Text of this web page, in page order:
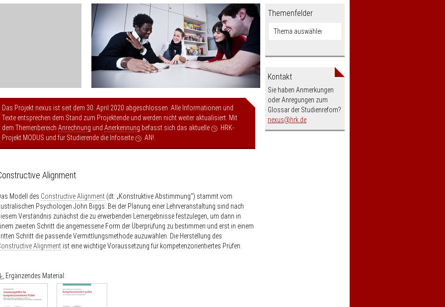
Praxisbezüge
wissenschaften
Das Projekt nexus ist seit dem 30. April 2020 abgeschlossen. Alle Informationen und
Texte entsprechen dem Stand zum Projektende und werden nicht weiter aktualisiert. Mit
dem Themenbereich Anrechnung und Anerkennung befasst sich das aktuelle
HRK-
Projekt MODUS und für Studierende die Infoseite AN!
Alignment
Modell des Constructive Alignment (dt: „Konstruktive Abstimmung“) stammt vom
Psychologen John Biggs. Bei der Planung einer Lehrveranstaltung sind nach
Verständnis zunächst die zu erwerbenden Lernergebnisse festzulegen, um dann in
zweiten Schritt die angemessene Form der Überprüfung zu bestimmen und erst in einem
Schritt die passende Vermittlungsmethode auzuwählen. Die Herstellung des
Alignment ist eine wichtige Voraussetzung für kompetenzorientiertes Prüfen.
Ergänzendes Material:
Themenfelder
Kontakt
Sie haben Anmerkungen
oder Anregungen zum
Glossar der Studienrefom?
nexus
nospam-
hrk.de